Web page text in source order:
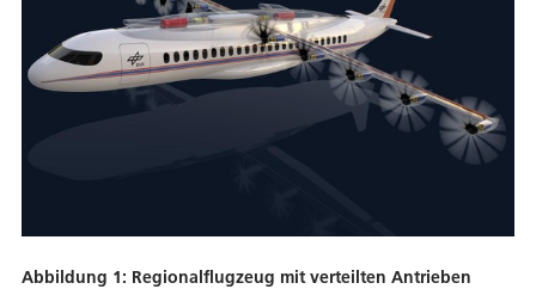
Abbildung 1: Re­gio­nal­flug­zeug mit ver­teil­ten An­trie­ben